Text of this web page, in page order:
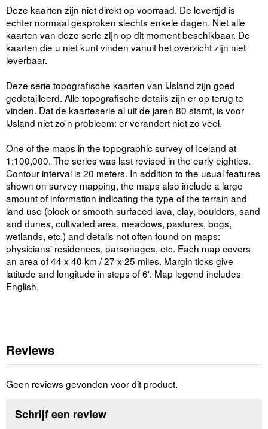
Deze kaarten zijn niet direkt op voorraad. De levertijd is
echter normaal gesproken slechts enkele dagen. Niet alle
kaarten van deze serie zijn op dit moment beschikbaar. De
kaarten die u niet kunt vinden vanuit het overzicht zijn niet
leverbaar.
Deze serie topografische kaarten van IJsland zijn goed
gedetailleerd. Alle topografische details zijn er op terug te
vinden. Dat de kaarteserie al uit de jaren 80 stamt, is voor
IJsland niet zo'n probleem: er verandert niet zo veel.
One of the maps in the topographic survey of Iceland at
1:100,000. The series was last revised in the early eighties.
Contour interval is 20 meters. In addition to the usual features
shown on survey mapping, the maps also include a large
amount of information indicating the type of the terrain and
land use (block or smooth surfaced lava, clay, boulders, sand
and dunes, cultivated area, meadows, pastures, bogs,
wetlands, etc.) and details not often found on maps:
physicians' residences, parsonages, etc. Each map covers
an area of 44 x 40 km / 27 x 25 miles. Margin ticks give
latitude and longitude in steps of 6'. Map legend includes
English.
Reviews
Geen reviews gevonden voor dit product.
Schrijf een review